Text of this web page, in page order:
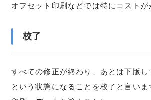
オフセット印刷などでは特にコストが
校了
すべての修正が終わり、あとは下版し
という状態になることを校了と言い